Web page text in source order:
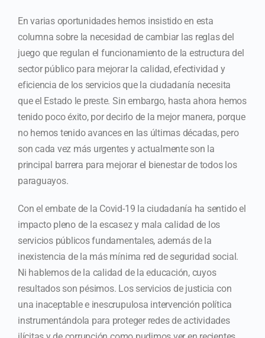
En varias oportunidades hemos insistido en esta
columna sobre la necesidad de cambiar las reglas del
juego que regulan el funcionamiento de la estructura del
sector público para mejorar la calidad, efectividad y
eficiencia de los servicios que la ciudadanía necesita
que el Estado le preste. Sin embargo, hasta ahora hemos
tenido poco éxito, por decirlo de la mejor manera, porque
no hemos tenido avances en las últimas décadas, pero
son cada vez más urgentes y actualmente son la
principal barrera para mejorar el bienestar de todos los
paraguayos.
Con el embate de la Covid-19 la ciudadanía ha sentido el
impacto pleno de la escasez y mala calidad de los
servicios públicos fundamentales, además de la
inexistencia de la más mínima red de seguridad social.
Ni hablemos de la calidad de la educación, cuyos
resultados son pésimos. Los servicios de justicia con
una inaceptable e inescrupulosa intervención política
instrumentándola para proteger redes de actividades